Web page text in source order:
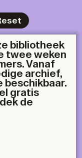
bibliotheek
twee weken
Vanaf
archief,
beschikbaar.
gratis
de